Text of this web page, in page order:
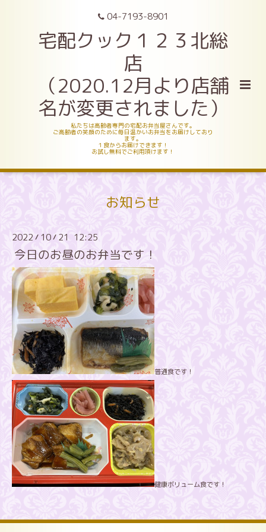
04-7193-8901
宅配クック１２３北総
店
（2020.12月より店舗
名が変更されました）
私たちは高齢者専門の宅配お弁当屋さんです。
ご高齢者の笑顔のために毎日温かいお弁当をお届けしており
ます。
１食からお届けできます！
お試し無料でご利用頂けます！
お知らせ
2022 / 10/ 21 12:25
今日のお昼のお弁当です！
普通食です！
健康ボリューム食です！